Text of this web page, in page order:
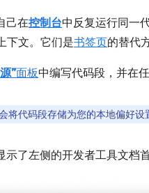
己在控制台中反复运行同一
下文。它们是书签页的替代
”面板中编写代码段，并在
会将代码段存储为您的本地偏好
示了左侧的开发者工具文档